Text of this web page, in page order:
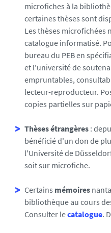
microfiches à la
certaines thèses sont
Les thèses microfichées
catalogue informatisé.
bureau du PEB en
et l'université de
empruntables,
lecteur-reproducteur.
copies partielles sur
Thèses étrangères :
bénéficié d'un don de
l'Université de
soit sur microfiche.
Certains mémoires
bibliothèque au cours
Consulter lecatalogue.